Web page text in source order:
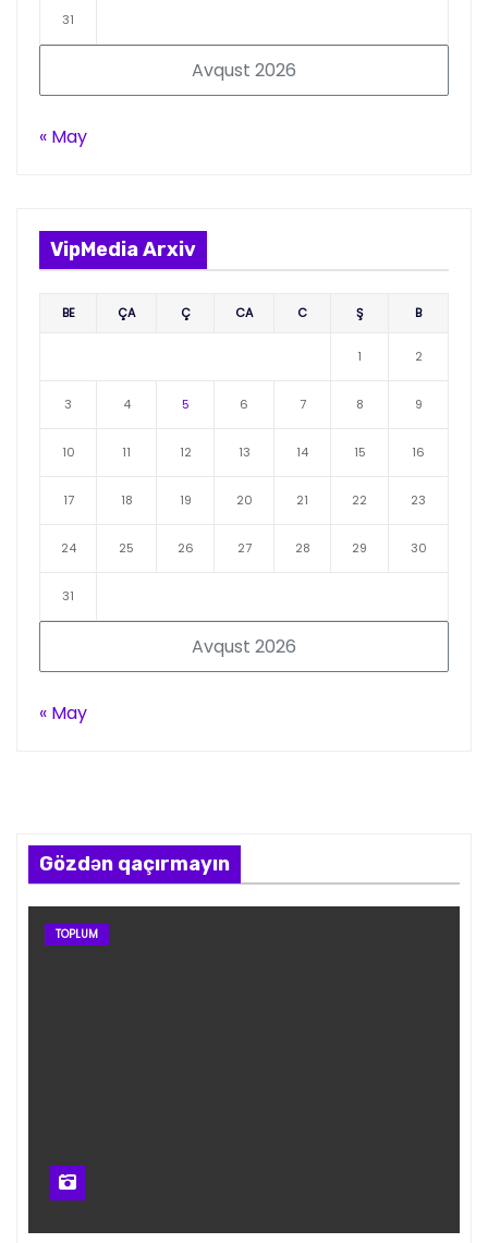
Avqust 2026
31
« May
VipMedia Arxiv
Avqust 2026
BE ÇA Ç CA C Ş B
1 2
3 4 5 6 7 8 9
10 11 12 13 14 15 16
17 18 19 20 21 22 23
24 25 26 27 28 29 30
31
« May
Gözdən qaçırmayın
TOPLUM